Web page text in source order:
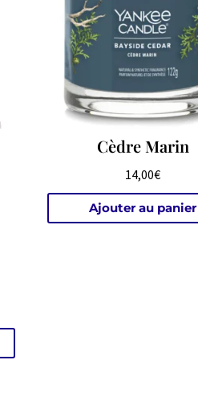
Cèdre Marin
14,00€
Ajouter au panier